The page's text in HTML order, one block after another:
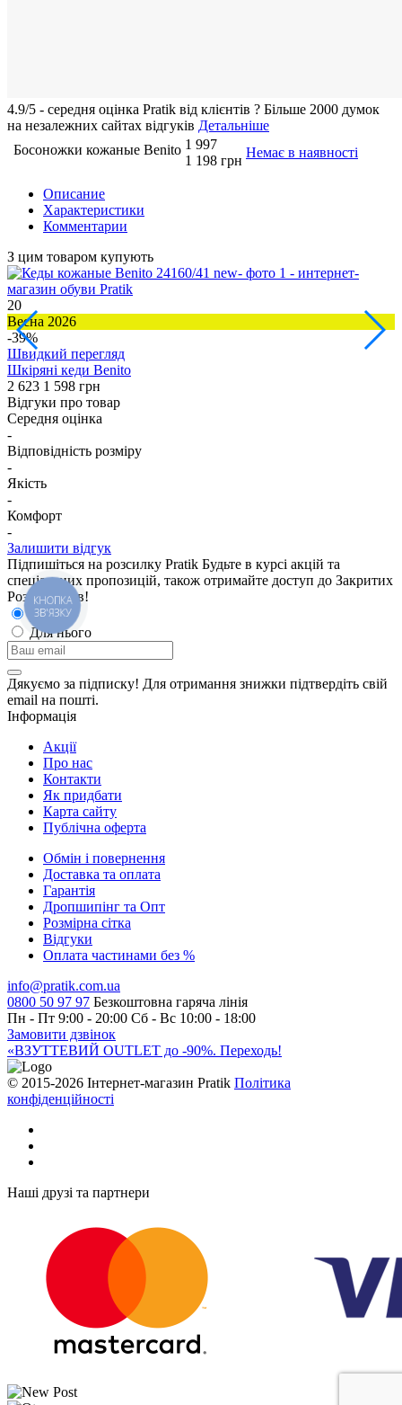
4.9/5 - середня оцiнка Pratik вiд клієнтів ? Більше 2000 думок
на незалежних сайтах відгуків Детальніше
Босоножки кожаные Benito 1 997
1 198 грн
Немає в наявності
Описание
Характеристики
Комментарии
З цим товаром купують
20
Весна 2026
-39%
Швидкий перегляд
Шкіряні кеди Benito
2 623 1 598 грн
Відгуки про товар
Середня оцінка
-
Відповідність розміру
-
Якість
-
Комфорт
-
Залишити відгук
Підпишіться на розсилку Pratik Будьте в курсі акцій та
спеціальних пропозицій, також отримайте доступ до Закритих
Розпродажiв!
Для неї
Для нього
Дякуємо за підписку! Для отримання знижки підтвердіть свій
email на пошті.
Інформація
Акції
Про нас
Контакти
Як придбати
Карта сайту
Публiчна оферта
Обмін і повернення
Доставка та оплата
Гарантiя
Дропшипінг та Опт
Розмірна сітка
Відгуки
Оплата частинами без %
info@pratik.com.ua
0800 50 97 97 Безкоштовна гаряча лінія
Пн - Пт 9:00 - 20:00 Сб - Вс 10:00 - 18:00
Замовити дзвінок
«ВЗУТТЕВИЙ OUTLET до -90%. Переходь!
© 2015-2026 Інтернет-магазин Pratik Політика
конфіденційності
Наші друзі та партнери